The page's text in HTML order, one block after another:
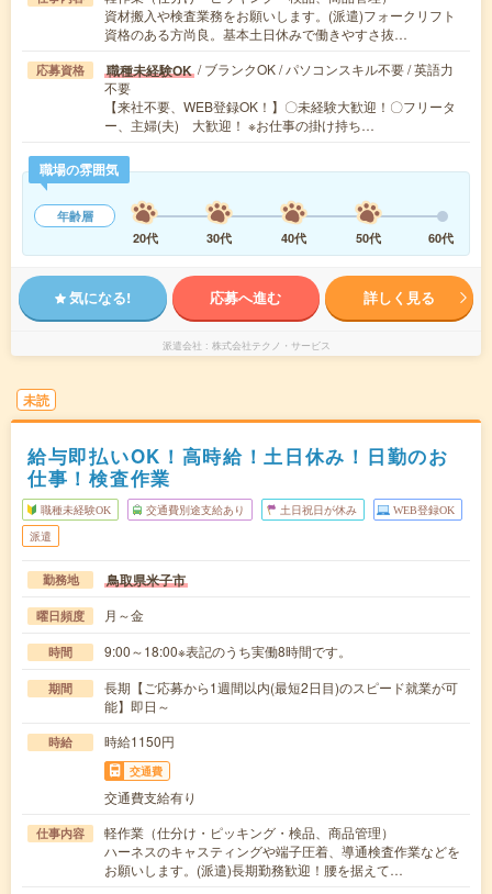
資材搬入や検査業務をお願いします。(派遣)フォークリフト
資格のある方尚良。基本土日休みで働きやすさ抜…
応募資格 職種未経験OK / ブランクOK / パソコンスキル不要 / 英語力
不要
【来社不要、WEB登録OK！】〇未経験大歓迎！〇フリータ
ー、主婦(夫) 大歓迎！ ※お仕事の掛け持ち…
職場の雰囲気
年齢層
20代
30代 40代 50代 60代
気になる! 応募へ進む 詳しく見る
派遣会社 株式会社テクノ・サービス
未読
給与即払いOK！高時給！土日休み！日勤のお
仕事！検査作業
職種未経験OK 交通費別途支給あり 土日祝日が休み WEB登録OK
派遣
勤務地 鳥取県米子市
曜日頻度 月～金
時間 9:00～18:00※表記のうち実働8時間です。
期間
長期【ご応募から1週間以内(最短2日目)のスピード就業が可
能】即日～
時給 時給1150円
交通費
交通費支給有り
仕事内容
軽作業（仕分け・ピッキング・検品、商品管理）
ハーネスのキャスティングや端子圧着、導通検査作業などを
お願いします。(派遣)長期勤務歓迎！腰を据えて…